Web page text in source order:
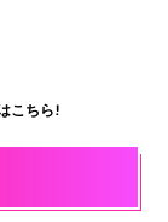
こちら!